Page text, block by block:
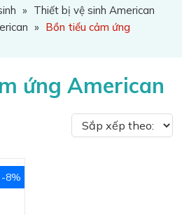
» Thiết bị vệ sinh American
» Bồn tiểu cảm ứng
ứng American
8%